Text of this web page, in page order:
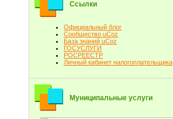
Ссылки
Официальный блог
Сообщество uCoz
База знаний uCoz
ГОСУСЛУГИ
РОСРЕЕСТР
Личный кабинет налогоплательщика
Муниципальные услуги